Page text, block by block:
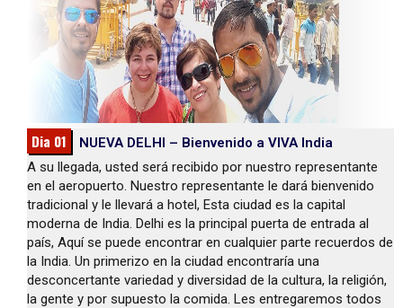
Dia 01
NUEVA DELHI – Bienvenido a VIVA India
A su llegada, usted será recibido por nuestro representante
en el aeropuerto. Nuestro representante le dará bienvenido
tradicional y le llevará a hotel, Esta ciudad es la capital
moderna de India. Delhi es la principal puerta de entrada al
país, Aquí se puede encontrar en cualquier parte recuerdos de
la India. Un primerizo en la ciudad encontraría una
desconcertante variedad y diversidad de la cultura, la religión,
la gente y por supuesto la comida. Les entregaremos todos